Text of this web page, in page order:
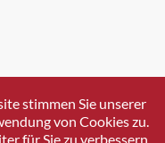
stimmen Sie unserer
von Cookies zu.
für Sie zu verbessern.